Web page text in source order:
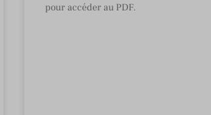
pour accéder au PDF.